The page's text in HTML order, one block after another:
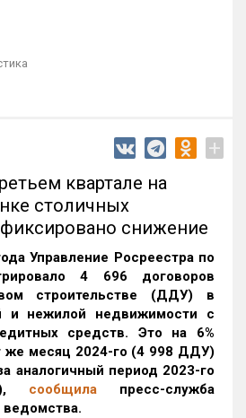
+
квартале на
столичных
снижение
Управление Росреестра по
4 696 договоров
строительстве (ДДУ) в
и нежилой недвижимости с
средств. Это на 6%
же месяц 2024-го (4 998 ДДУ)
аналогичный период 2023-го
, сообщила пресс-служба
ведомства.